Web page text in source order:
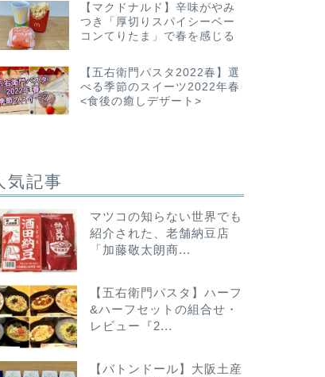
【マクドナルド】辛味がやみ
つき「厚切りスパイシーベー
コンてりたま」で春を感じる
【五右衛門パスタ2022春】選
べる季節のスイーツ2022年春
<食後の癒しデザート>
気記事
マツコの知らない世界でも
紹介された、老舗納豆店
「加藤敬太朗商...
【五右衛門パスタ】ハーフ
&ハーフセットの組合せ・
レビュー『2...
【バトンドール】大阪土産